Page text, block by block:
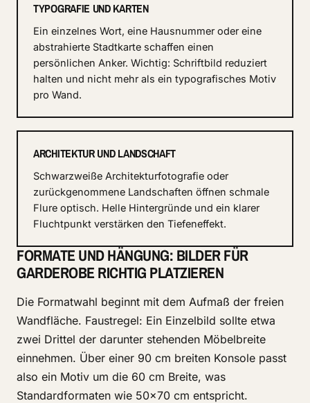
TYPOGRAFIE UND KARTEN
Ein einzelnes Wort, eine Hausnummer oder eine
abstrahierte Stadtkarte schaffen einen
persönlichen Anker. Wichtig: Schriftbild reduziert
halten und nicht mehr als ein typografisches Motiv
pro Wand.
ARCHITEKTUR UND LANDSCHAFT
Schwarzweiße Architekturfotografie oder
zurückgenommene Landschaften öffnen schmale
Flure optisch. Helle Hintergründe und ein klarer
Fluchtpunkt verstärken den Tiefeneffekt.
FORMATE UND HÄNGUNG: BILDER FÜR
GARDEROBE RICHTIG PLATZIEREN
Die Formatwahl beginnt mit dem Aufmaß der freien
Wandfläche. Faustregel: Ein Einzelbild sollte etwa
zwei Drittel der darunter stehenden Möbelbreite
einnehmen. Über einer 90 cm breiten Konsole passt
also ein Motiv um die 60 cm Breite, was
Standardformaten wie 50×70 cm entspricht.